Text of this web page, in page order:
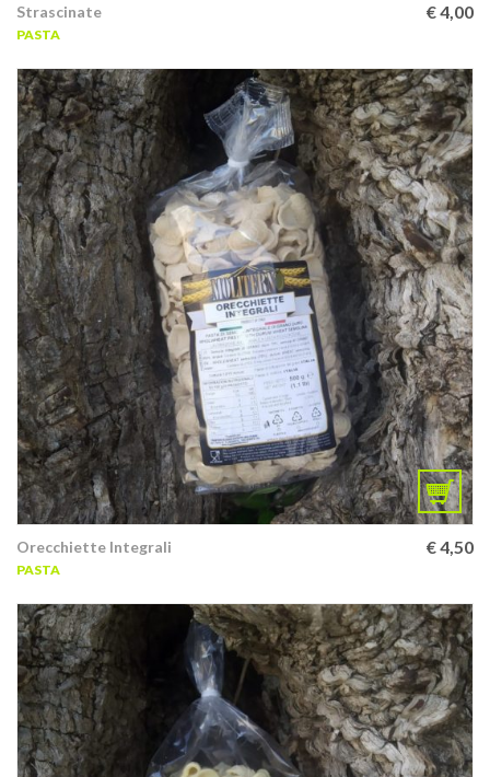
€4,00
Strascinate
PASTA
€4,50
Orecchiette Integrali
PASTA